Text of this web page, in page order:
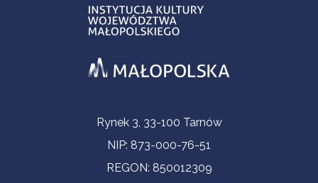
Informacje kontaktoweRynek 3, 33-100 Tarnów
NIP: 873-000-76-51
REGON: 850012309